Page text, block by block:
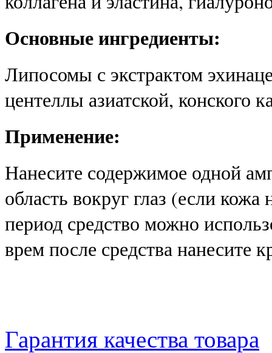
Основные ингредиенты:
Липосомы с экстрактом
центеллы азиатской, конского
Применение:
Нанесите содержимое одной
область вокруг глаз (если
период средство можно
врем после средства нанесите
Гарантия качества товара